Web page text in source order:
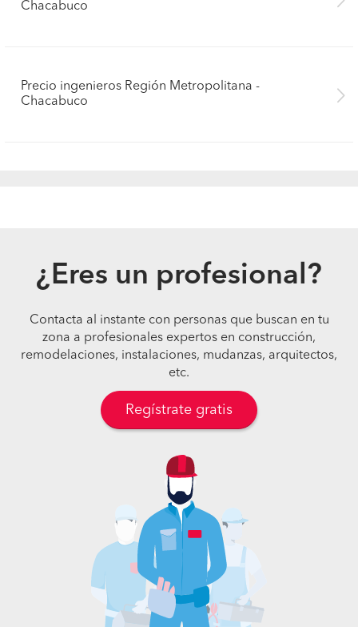
Chacabuco
Precio ingenieros Región Metropolitana -
Chacabuco
¿Eres un profesional?
Contacta al instante con personas que buscan en tu
zona a profesionales expertos en construcción,
remodelaciones, instalaciones, mudanzas, arquitectos,
etc.
Regístrate gratis
Pide presupuestos